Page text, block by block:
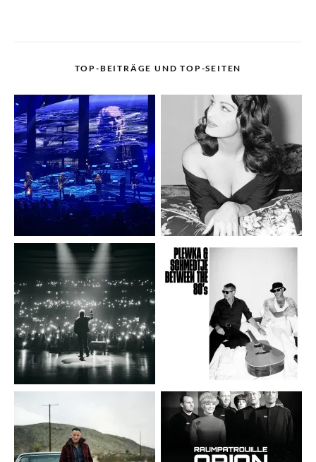
TOP-BEITRÄGE UND TOP-SEITEN